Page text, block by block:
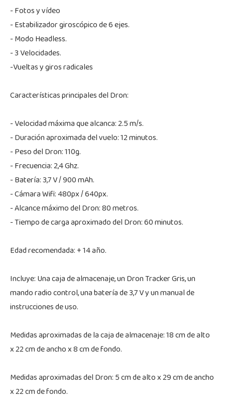
- Fotos y vídeo
- Estabilizador giroscópico de 6 ejes.
- Modo Headless.
- 3 Velocidades.
-Vueltas y giros radicales
Características principales del Dron:
- Velocidad máxima que alcanca: 2.5 m/s.
- Duración aproximada del vuelo: 12 minutos.
- Peso del Dron: 110g.
- Frecuencia: 2,4 Ghz.
- Batería: 3,7 V / 900 mAh.
- Cámara Wifi: 480px / 640px.
- Alcance máximo del Dron: 80 metros.
- Tiempo de carga aproximado del Dron: 60 minutos.
Edad recomendada: + 14 año.
Incluye: Una caja de almacenaje, un Dron Tracker Gris, un
mando radio control, una batería de 3,7 V y un manual de
instrucciones de uso.
Medidas aproximadas de la caja de almacenaje: 18 cm de alto
x 22 cm de ancho x 8 cm de fondo.
Medidas aproximadas del Dron: 5 cm de alto x 29 cm de ancho
x 22 cm de fondo.